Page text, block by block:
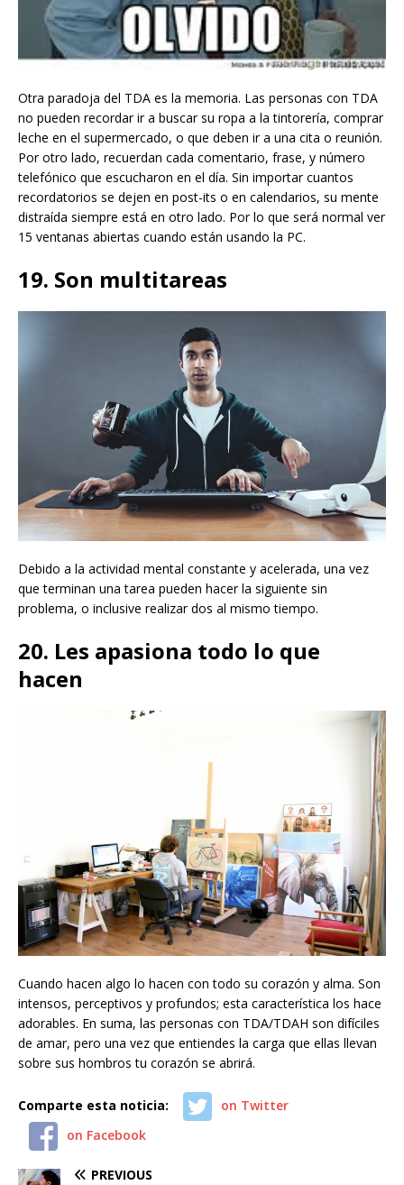
Otra paradoja del TDA es la memoria. Las personas con TDA
no pueden recordar ir a buscar su ropa a la tintorería, comprar
leche en el supermercado, o que deben ir a una cita o reunión.
Por otro lado, recuerdan cada comentario, frase, y número
telefónico que escucharon en el día. Sin importar cuantos
recordatorios se dejen en post-its o en calendarios, su mente
distraída siempre está en otro lado. Por lo que será normal ver
15 ventanas abiertas cuando están usando la PC.
19. Son multitareas
Debido a la actividad mental constante y acelerada, una vez
que terminan una tarea pueden hacer la siguiente sin
problema, o inclusive realizar dos al mismo tiempo.
20. Les apasiona todo lo que
hacen
Cuando hacen algo lo hacen con todo su corazón y alma. Son
intensos, perceptivos y profundos; esta característica los hace
adorables. En suma, las personas con TDA/TDAH son difíciles
de amar, pero una vez que entiendes la carga que ellas llevan
sobre sus hombros tu corazón se abrirá.
Comparte esta noticia:
on Twitter
on Facebook
PREVIOUS